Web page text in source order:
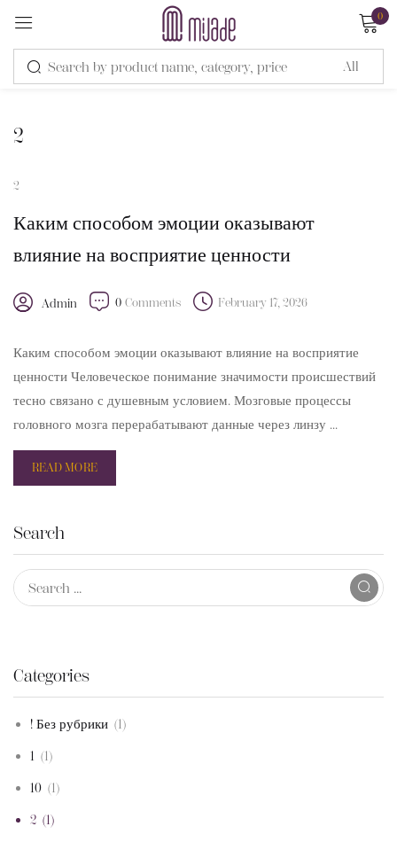
0
2
Search
Categories
! Без рубрики (1)
1 (1)
10 (1)
2 (1)
2
Каким способом эмоции оказывают
влияние на восприятие ценности
Admin 0 Comments February 17, 2026
Каким способом эмоции оказывают влияние на восприятие
ценности Человеческое понимание значимости происшествий
тесно связано с душевным условием. Мозговые процессы
головного мозга перерабатывают данные через линзу ...
READ MORE
Sign in
Remember me